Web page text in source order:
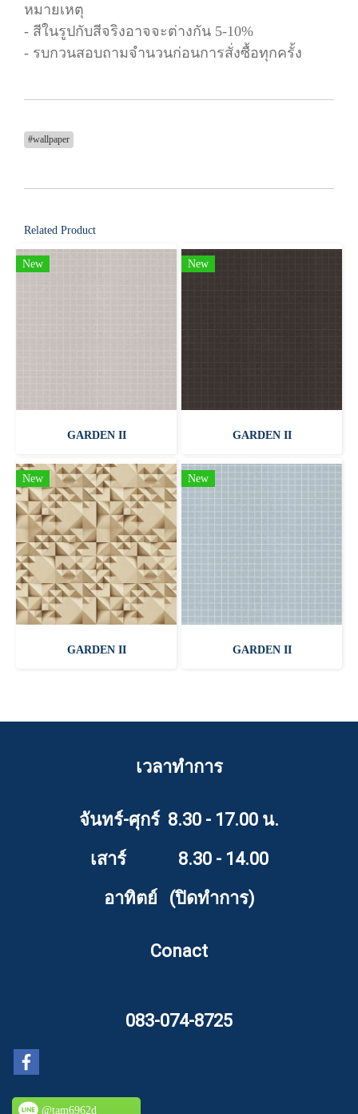
หมายเหตุ
- สีในรูปกับสีจริงอาจจะต่างกัน 5-10%
- รบกวนสอบถามจำนวนก่อนการสั่งซื้อทุกครั้ง
#wallpaper
Related Product
New
GARDEN II
New
GARDEN II
New
GARDEN II
New
GARDEN II
เวลาทำการ
จันทร์-ศุกร์ 8.30 - 17.00 น.
เสาร์ 8.30 - 14.00
อาทิตย์ (ปิดทำการ)
Conact
083-074-8725
@tam6962d